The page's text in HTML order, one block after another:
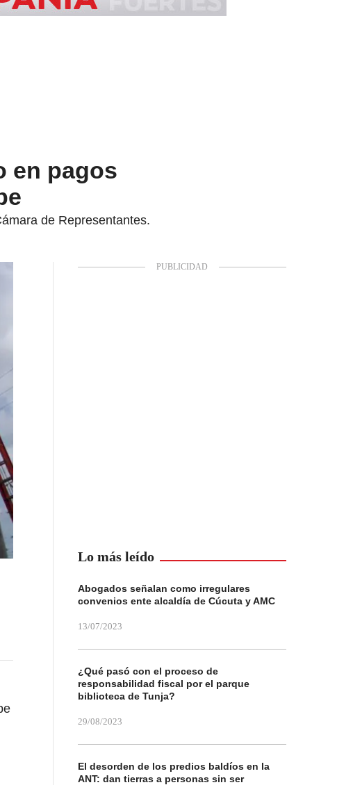
en pagos
de Representantes.
Lo más leído
Abogados señalan como irregulares
convenios ente alcaldía de Cúcuta y AMC
13/07/2023
¿Qué pasó con el proceso de
responsabilidad fiscal por el parque
biblioteca de Tunja?
29/08/2023
El desorden de los predios baldíos en la
ANT: dan tierras a personas sin ser